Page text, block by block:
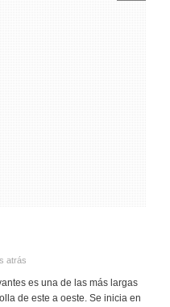
atrás
es una de las más largas
de este a oeste. Se inicia en